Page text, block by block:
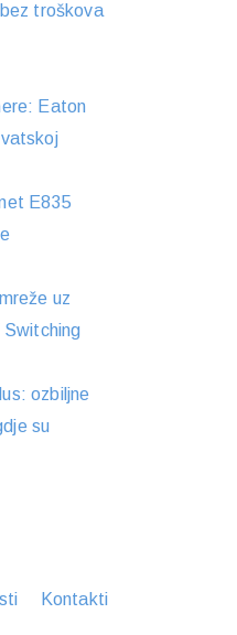
troškova
Eaton
E835
uz
Switching
ozbiljne
su
Kontakti